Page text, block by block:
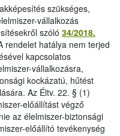
szükséges,
vállalkozás
szóló 34/2018.
rendelet hatálya nem terjed
kapcsolatos
vállalkozásra,
kockázatú, hűtést
Az Éltv. 22. § (1)
előállítást végző
az élelmiszer-biztonsági
előállító tevékenység